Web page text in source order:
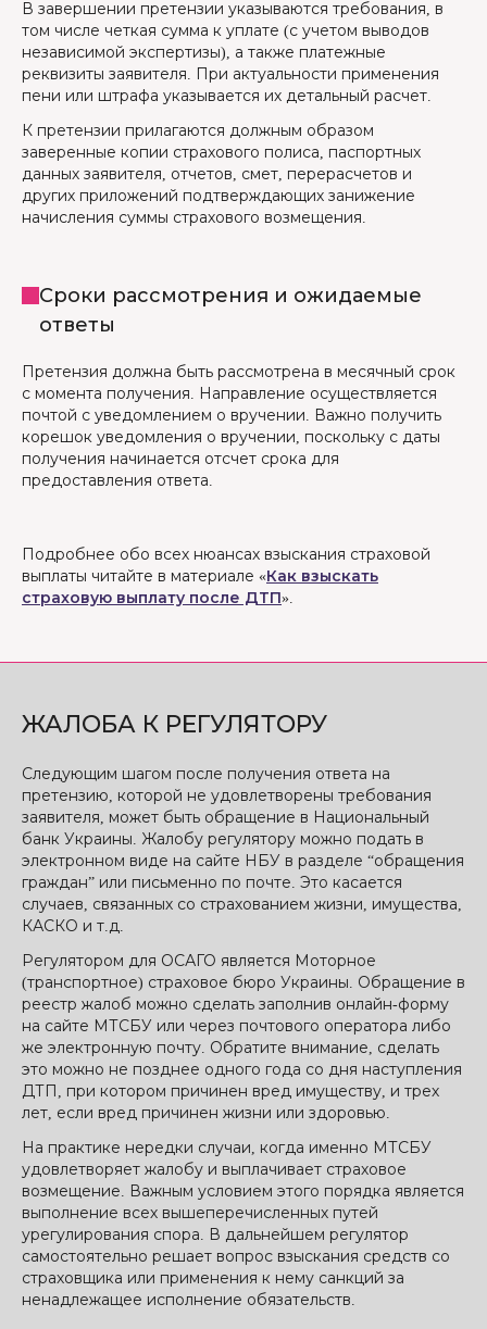
В завершении претензии указываются требования, в
том числе четкая сумма к уплате (с учетом выводов
независимой экспертизы), а также платежные
реквизиты заявителя. При актуальности применения
пени или штрафа указывается их детальный расчет.
К претензии прилагаются должным образом
заверенные копии страхового полиса, паспортных
данных заявителя, отчетов, смет, перерасчетов и
других приложений подтверждающих занижение
начисления суммы страхового возмещения.
Сроки рассмотрения и ожидаемые
ответы
Претензия должна быть рассмотрена в месячный срок
с момента получения. Направление осуществляется
почтой с уведомлением о вручении. Важно получить
корешок уведомления о вручении, поскольку с даты
получения начинается отсчет срока для
предоставления ответа.
Подробнее обо всех нюансах взыскания страховой
выплаты читайте в материале «Как взыскать
страховую выплату после ДТП ».
ЖАЛОБА К РЕГУЛЯТОРУ
Следующим шагом после получения ответа на
претензию, которой не удовлетворены требования
заявителя, может быть обращение в Национальный
банк Украины. Жалобу регулятору можно подать в
электронном виде на сайте НБУ в разделе “обращения
граждан” или письменно по почте. Это касается
случаев, связанных со страхованием жизни, имущества,
КАСКО и т.д.
Регулятором для ОСАГО является Моторное
(транспортное) страховое бюро Украины. Обращение в
реестр жалоб можно сделать заполнив онлайн-форму
на сайте МТСБУ или через почтового оператора либо
же электронную почту. Обратите внимание, сделать
это можно не позднее одного года со дня наступления
ДТП, при котором причинен вред имуществу, и трех
лет, если вред причинен жизни или здоровью.
На практике нередки случаи, когда именно МТСБУ
удовлетворяет жалобу и выплачивает страховое
возмещение. Важным условием этого порядка является
выполнение всех вышеперечисленных путей
урегулирования спора. В дальнейшем регулятор
самостоятельно решает вопрос взыскания средств со
страховщика или применения к нему санкций за
ненадлежащее исполнение обязательств.